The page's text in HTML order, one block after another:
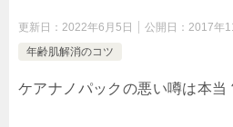
更新日： 2022年6月5日 公開日： 2017年
年齢肌解消のコツ
ケアナノパックの悪い噂は本当